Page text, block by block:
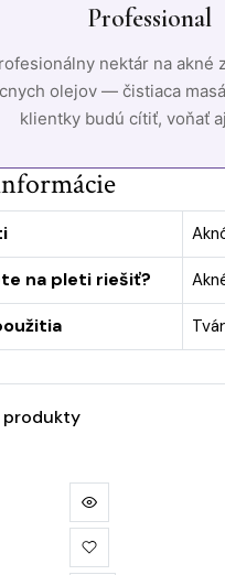
Professional
nektár na akné
olejov — čistiaca
klientky budú cítiť, voňať
na pleti riešiť?
Tvár
produkty